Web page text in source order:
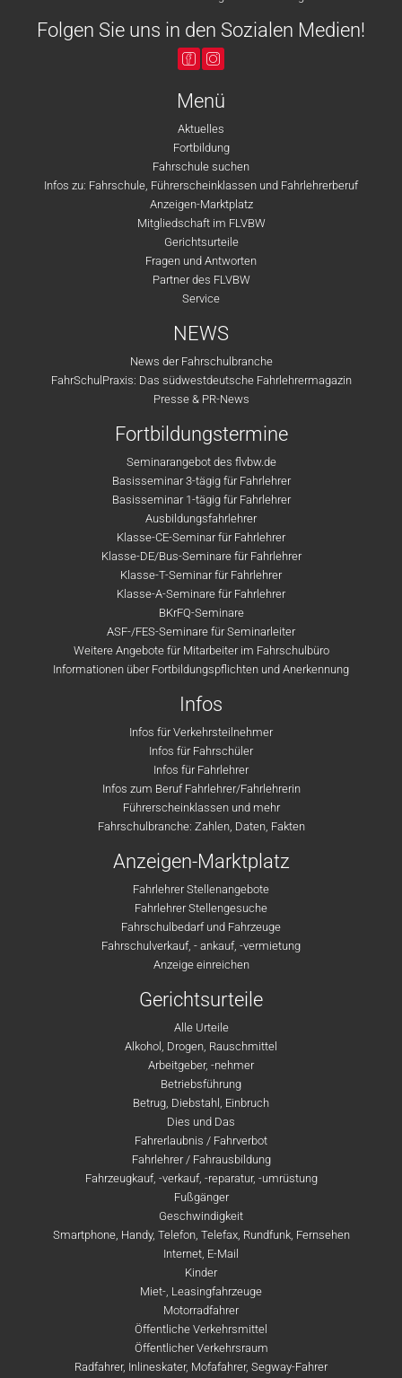
Folgen Sie uns in den Sozialen Medien!
Menü
Aktuelles
Fortbildung
Fahrschule suchen
Infos zu: Fahrschule, Führerscheinklassen und Fahrlehrerberuf
Anzeigen-Marktplatz
Mitgliedschaft im FLVBW
Gerichtsurteile
Fragen und Antworten
Partner des FLVBW
Service
NEWS
News der Fahrschulbranche
FahrSchulPraxis: Das südwestdeutsche Fahrlehrermagazin
Presse & PR-News
Fortbildungstermine
Seminarangebot des flvbw.de
Basisseminar 3-tägig für Fahrlehrer
Basisseminar 1-tägig für Fahrlehrer
Ausbildungsfahrlehrer
Klasse-CE-Seminar für Fahrlehrer
Klasse-DE/Bus-Seminare für Fahrlehrer
Klasse-T-Seminar für Fahrlehrer
Klasse-A-Seminare für Fahrlehrer
BKrFQ-Seminare
ASF-/FES-Seminare für Seminarleiter
Weitere Angebote für Mitarbeiter im Fahrschulbüro
Informationen über Fortbildungspflichten und Anerkennung
Infos
Infos für Verkehrsteilnehmer
Infos für Fahrschüler
Infos für Fahrlehrer
Infos zum Beruf Fahrlehrer/Fahrlehrerin
Führerscheinklassen und mehr
Fahrschulbranche: Zahlen, Daten, Fakten
Anzeigen-Marktplatz
Fahrlehrer Stellenangebote
Fahrlehrer Stellengesuche
Fahrschulbedarf und Fahrzeuge
Fahrschulverkauf, - ankauf, -vermietung
Anzeige einreichen
Gerichtsurteile
Alle Urteile
Alkohol, Drogen, Rauschmittel
Arbeitgeber, -nehmer
Betriebsführung
Betrug, Diebstahl, Einbruch
Dies und Das
Fahrerlaubnis / Fahrverbot
Fahrlehrer / Fahrausbildung
Fahrzeugkauf, -verkauf, -reparatur, -umrüstung
Fußgänger
Geschwindigkeit
Smartphone, Handy, Telefon, Telefax, Rundfunk, Fernsehen
Internet, E-Mail
Kinder
Miet-, Leasingfahrzeuge
Motorradfahrer
Öffentliche Verkehrsmittel
Öffentlicher Verkehrsraum
Radfahrer, Inlineskater, Mofafahrer, Segway-Fahrer